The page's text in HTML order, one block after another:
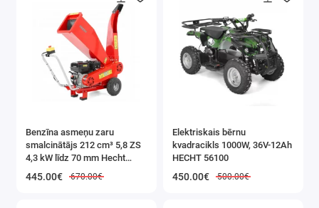
izkāpšanu pat sarežģītos
apstākļos.
✅Stabilitāte un drošība
–
stabili stiprinājumi,
pastiprināti profili un plata
pamatne novērš apgāšanās
risku.
✅Kompakta
Benzīna asmeņu zaru
smalcinātājs 212 cm³ 5,8 ZS
4,3 kW līdz 70 mm Hecht
445.00€ 670.00€
Elektriskais bērnu
kvadracikls 1000W, 36V-12Ah
HECHT 56100
450.00€ 500.00€